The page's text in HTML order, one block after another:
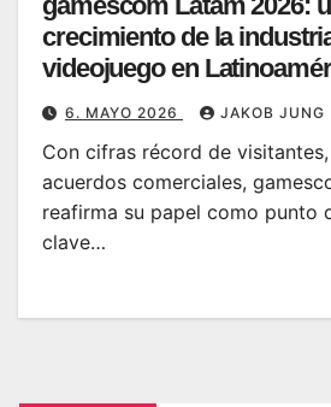
crecimiento de la
videojuego en
6. MAYO 2026 JAKOB JUNG
Con cifras récord de
acuerdos comerciales,
reafirma su papel como punto
clave…